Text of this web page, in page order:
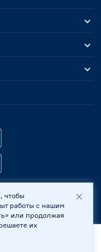
, 236029, г. Калининград,
КПП 390601001 ©
данных
чтобы
работы с нашим
или продолжая
их